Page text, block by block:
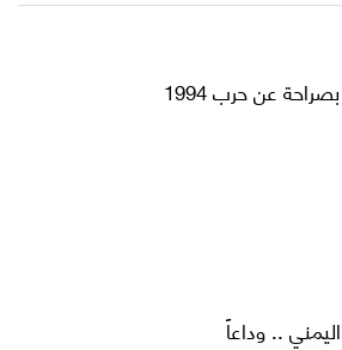
عن حرب 1994
.. وداعاً